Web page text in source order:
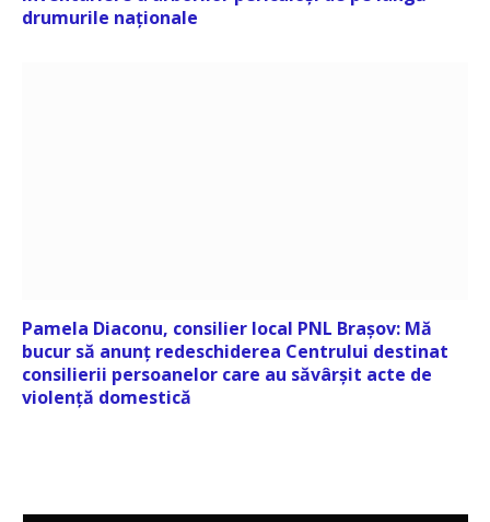
drumurile naționale
Pamela Diaconu, consilier local PNL Brașov: Mă
bucur să anunț redeschiderea Centrului destinat
consilierii persoanelor care au săvârșit acte de
violență domestică